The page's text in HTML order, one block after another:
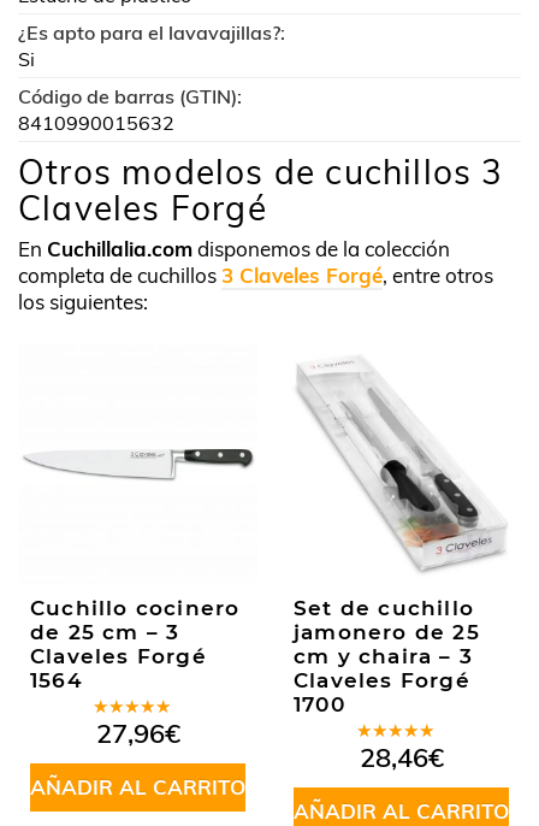
¿Es apto para el lavavajillas?:
Si
Código de barras (GTIN):
8410990015632
Otros modelos de cuchillos 3
Claveles Forgé
En Cuchillalia.comdisponemos de la colección
completa de cuchillos3 Claveles Forgé, entre otros
los siguientes:
Cuchillo cocinero
de 25 cm – 3
Claveles Forgé
1564
Valorado
en5.00de
5
27,96€
AÑADIR AL CARRITO
Set de cuchillo
jamonero de 25
cm y chaira – 3
Claveles Forgé
1700
Valorado
en5.00de
5
28,46€
AÑADIR AL CARRITO